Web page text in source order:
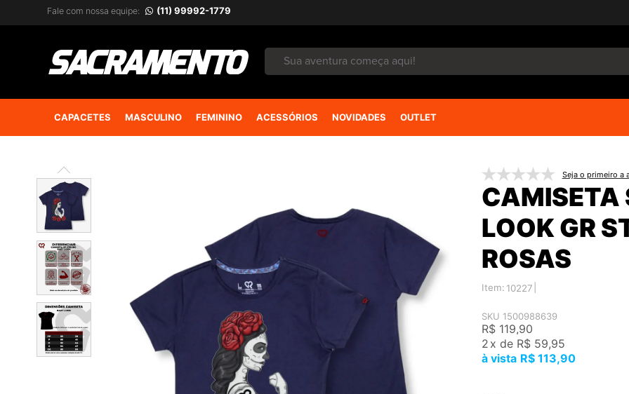
Fale com nossa equipe: (11) 99992-1779
CAPACETES MASCULINO FEMININO ACESSÓRIOS NOVIDADES OUTLET
Seja o primeiro a
CAMISETA
LOOK GR
ROSAS
Item: 10227
SKU 1500988639
R$ 119,90
2 x de R$ 59,95
R$ 113,90